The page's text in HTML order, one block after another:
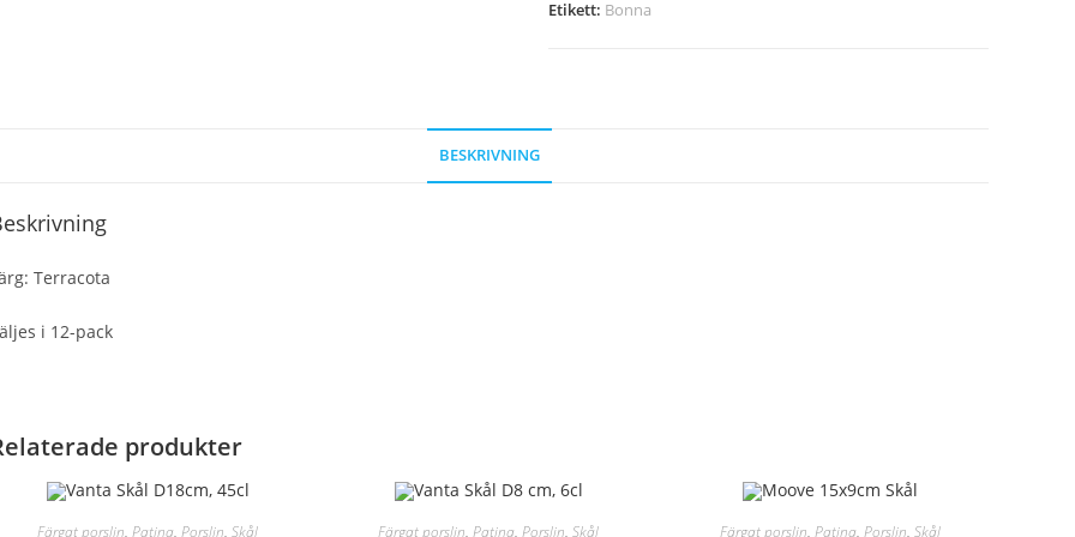
Etikett: Bonna
BESKRIVNING
Terracota
i 12-pack
produkter
Färgat porslin,Patina,Porslin,Skål Färgat porslin,Patina,Porslin,Skål Färgat porslin, Patina, Porslin, Skål